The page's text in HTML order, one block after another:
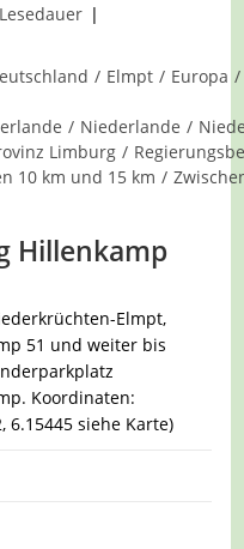
/ Elmpt / Europa /
/ Niederlande /
Limburg /
10 km und 15 km /
Hillenkamp
Elmpt,
51 und weiter bis
Koordinaten:
6.15445 siehe Karte)